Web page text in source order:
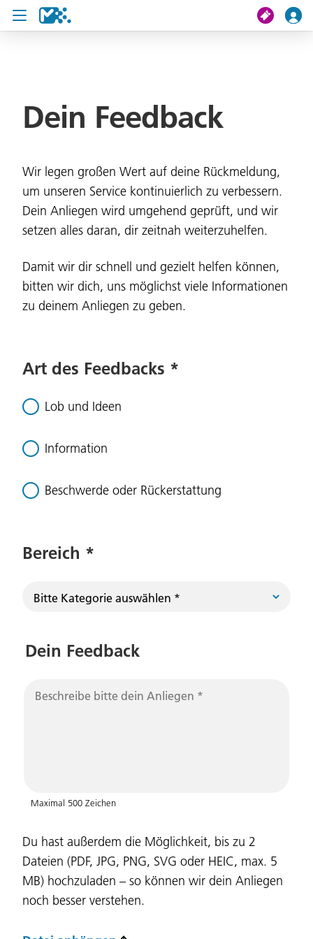
Meine Fahrt
U19 Pass
News
Projekte
Service und
Kontakt
Impressum Privacy und Cookie Policy
Nutzungsbedingungen Beschwerden
Jobs
Dein Feedback
Wir legen großen Wert auf deine Rückmeldung,
um unseren Service kontinuierlich zu verbessern.
Dein Anliegen wird umgehend geprüft, und wir
setzen alles daran, dir zeitnah weiterzuhelfen.
Damit wir dir schnell und gezielt helfen können,
bitten wir dich, uns möglichst viele Informationen
zu deinem Anliegen zu geben.
Art des Feedbacks *
Lob und Ideen
Information
Beschwerde oder Rückerstattung
Bereich *
Dein Feedback
Maximal 500 Zeichen
Du hast außerdem die Möglichkeit, bis zu 2
Dateien (PDF, JPG, PNG, SVG oder HEIC, max. 5
MB) hochzuladen – so können wir dein Anliegen
noch besser verstehen.